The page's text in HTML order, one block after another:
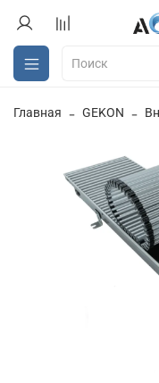
Главная GEKON